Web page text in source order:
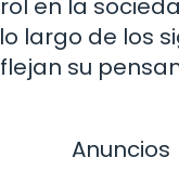
en la
largo de los
su
Anuncios